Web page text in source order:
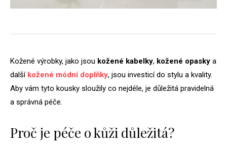
Kožené výrobky, jako jsou kožené kabelky, kožené opasky a
další kožené módní doplňky, jsou investicí do stylu a kvality.
Aby vám tyto kousky sloužily co nejdéle, je důležitá pravidelná
a správná péče.
Proč je péče o kůži důležitá?